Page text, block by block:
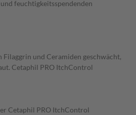
feuchtigkeitsspendenden
und Ceramiden geschwächt,
Cetaphil PRO ItchControl
Cetaphil PRO ItchControl